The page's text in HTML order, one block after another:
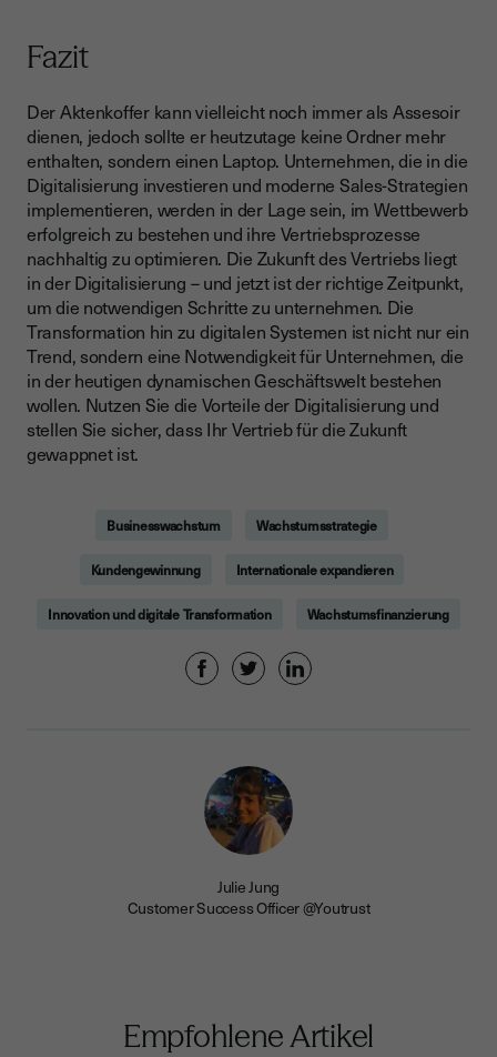
Fazit
Der Aktenkoffer kann vielleicht noch immer als Assesoir
dienen, jedoch sollte er heutzutage keine Ordner mehr
enthalten, sondern einen Laptop. Unternehmen, die in die
Digitalisierung investieren und moderne Sales-Strategien
implementieren, werden in der Lage sein, im Wettbewerb
erfolgreich zu bestehen und ihre Vertriebsprozesse
nachhaltig zu optimieren. Die Zukunft des Vertriebs liegt
in der Digitalisierung – und jetzt ist der richtige Zeitpunkt,
um die notwendigen Schritte zu unternehmen. Die
Transformation hin zu digitalen Systemen ist nicht nur ein
Trend, sondern eine Notwendigkeit für Unternehmen, die
in der heutigen dynamischen Geschäftswelt bestehen
wollen. Nutzen Sie die Vorteile der Digitalisierung und
stellen Sie sicher, dass Ihr Vertrieb für die Zukunft
gewappnet ist.
Businesswachstum Wachstumsstrategie
Kundengewinnung Internationale expandieren
Innovation und digitale Transformation Wachstumsfinanzierung
Julie Jung
Customer Success Officer @Youtrust
Empfohlene Artikel